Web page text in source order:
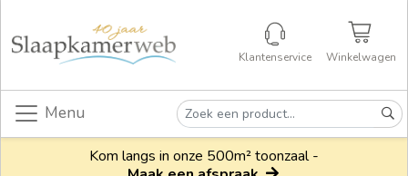
Klantenservice Winkelwagen
Menu
Kom langs in onze 500m² toonzaal -